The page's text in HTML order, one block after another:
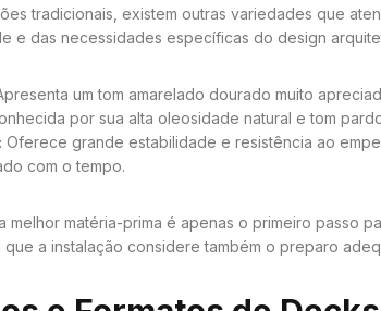
tradicionais, existem outras variedades que
e das necessidades específicas do design
um tom amarelado dourado muito
por sua alta oleosidade natural e tom
Oferece grande estabilidade e resistência ao
com o tempo.
melhor matéria-prima é apenas o primeiro passo
que a instalação considere também o preparo